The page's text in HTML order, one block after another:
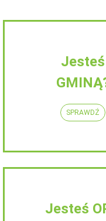
Jesteś
SPRAWDŹ
Jesteś